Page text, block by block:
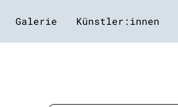
Galerie Künstler:innen